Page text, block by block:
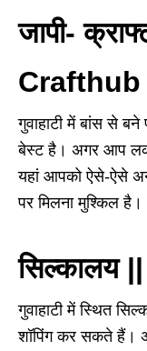
जापी-
Crafthub
गुवाहाटी में बांस से
बेस्ट है। अगर आप
यहां आपको ऐसे-ऐसे
पर मिलना मुश्किल है।
सिल्कालय
गुवाहाटी में स्थित
शॉपिंग कर सकते हैं।